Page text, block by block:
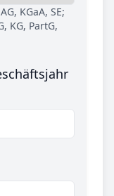
KGaA, SE;
KG, PartG,